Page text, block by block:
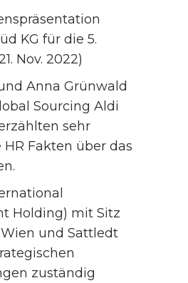
KG für die 5.
Nov. 2022)
Anna Grünwald
Sourcing Aldi
sehr
Fakten über das
Holding) mit Sitz
und Sattledt
zuständig